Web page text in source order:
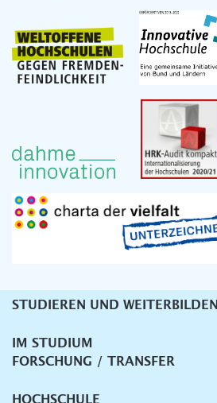
Unternavigation
STUDIEREN UND WEITERBILDEN
IM STUDIUM
FORSCHUNG / TRANSFER
HOCHSCHULE